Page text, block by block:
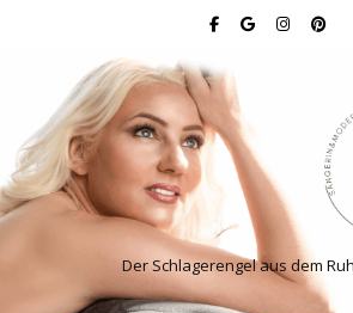
Der Schlagerengel aus dem